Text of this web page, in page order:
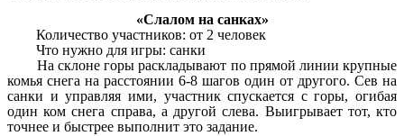
«Слалом на санках»
Количество участников: от 2 человек
Что нужно для игры: санки
На склоне горы раскладывают по прямой линии крупные
комья снега на расстоянии 6-8 шагов один от другого. Сев на
санки и управляя ими, участник спускается с горы, огибая
один ком снега справа, а другой слева. Выигрывает тот, кто
точнее и быстрее выполнит это задание.